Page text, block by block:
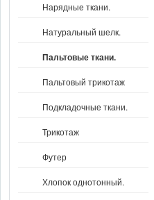
Нарядные ткани.
Натуральный шелк.
Пальтовые ткани.
Пальтовый трикотаж
Подкладочные ткани.
Трикотаж
Футер
Хлопок однотонный.